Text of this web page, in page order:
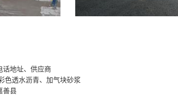
话地址、供应商
色透水沥青、加气块砂浆
善县